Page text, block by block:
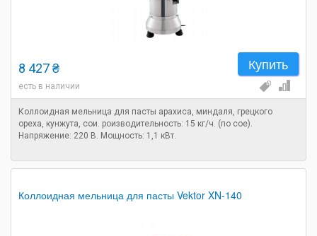
Купить
8 427 ₴
есть в наличии
Коллоидная мельница для пасты арахиса, миндаля, грецкого
ореха, кунжута, сои. роизводительность: 15 кг/ч. (по сое).
Напряжение: 220 В. Мощность: 1,1 кВт.
Коллоидная мельница для пасты Vektor XN-140